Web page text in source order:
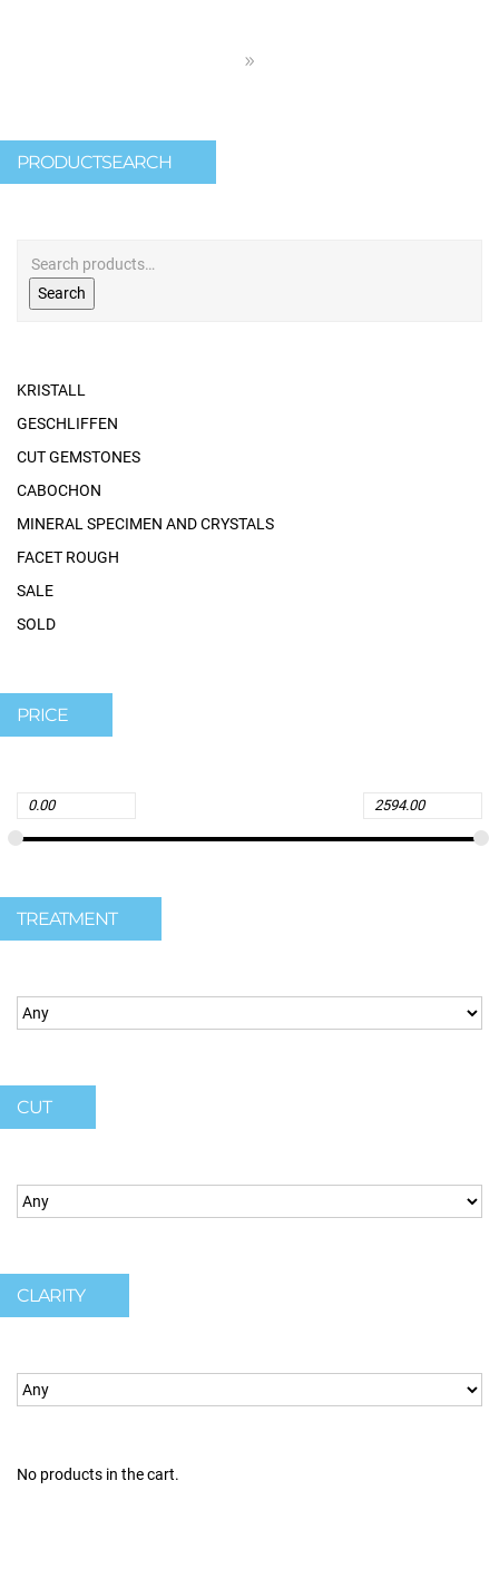
PRODUCTSEARCH
Search
KRISTALL
GESCHLIFFEN
CUT GEMSTONES
CABOCHON
MINERAL SPECIMEN AND CRYSTALS
FACET ROUGH
SALE
SOLD
PRICE
TREATMENT
CUT
CLARITY
No products in the cart.